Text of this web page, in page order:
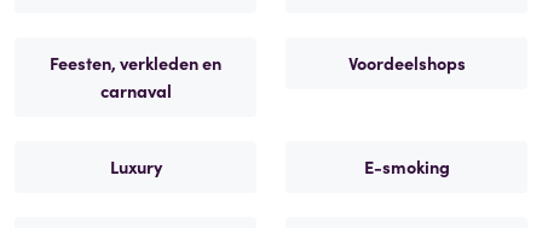
Feesten, verkleden en
carnaval
Voordeelshops
Luxury E-smoking